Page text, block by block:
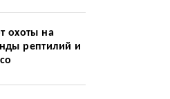
охоты на
рептилий и